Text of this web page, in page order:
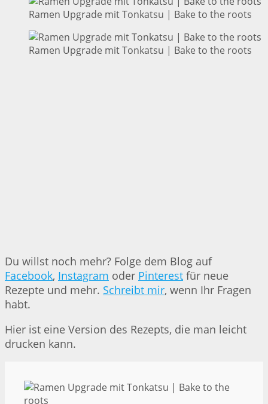
Ramen Upgrade mit Tonkatsu | Bake to the roots
Ramen Upgrade mit Tonkatsu | Bake to the roots
Du willst noch mehr? Folge dem Blog auf
Facebook, Instagram oder Pinterest für neue
Rezepte und mehr. Schreibt mir, wenn Ihr Fragen
habt.
Hier ist eine Version des Rezepts, die man leicht
drucken kann.